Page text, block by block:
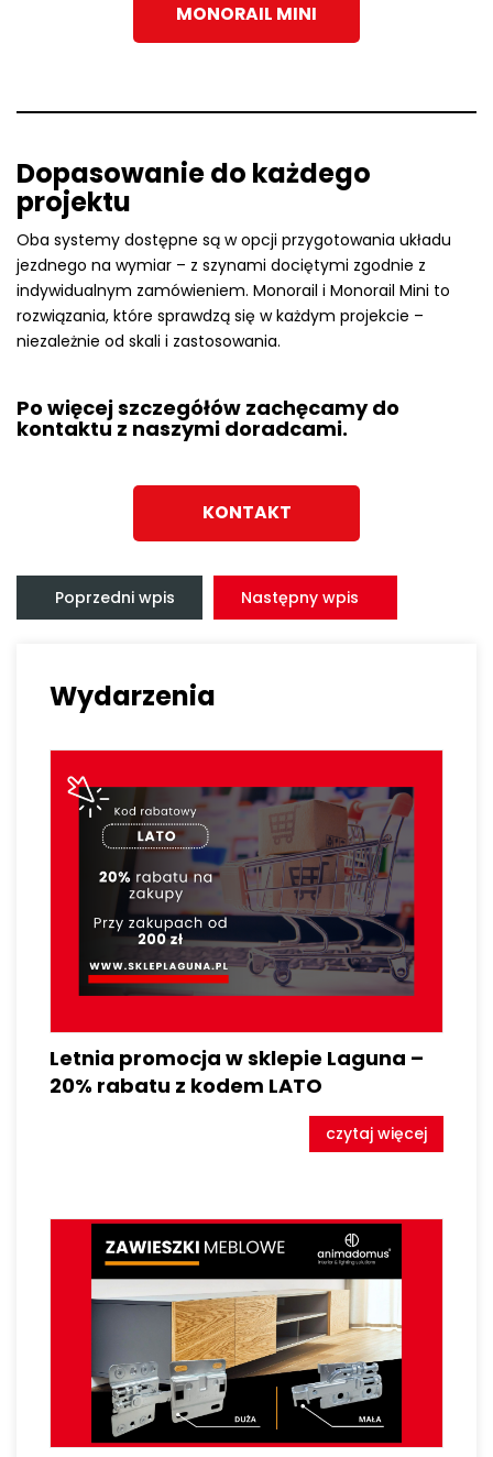
MONORAIL MINI
Dopasowanie do każdego
projektu
Oba systemy dostępne są w opcji przygotowania układu
jezdnego na wymiar – z szynami dociętymi zgodnie z
indywidualnym zamówieniem. Monorail i Monorail Mini to
rozwiązania, które sprawdzą się w każdym projekcie –
niezależnie od skali i zastosowania.
Po więcej szczegółów zachęcamy do
kontaktu z naszymi doradcami.
KONTAKT
Nawigacja
wpisu
Poprzedni wpis Następny wpis
Wydarzenia
Letnia promocja w sklepie Laguna –
20% rabatu z kodem LATO
czytaj więcej